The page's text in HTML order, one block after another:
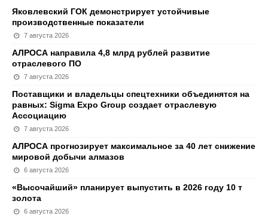
Яковлевский ГОК демонстрирует устойчивые
производственные показатели
7 августа 2026
АЛРОСА направила 4,8 млрд рублей развитие
отраслевого ПО
7 августа 2026
Поставщики и владельцы спецтехники объединятся на
равных: Sigma Expo Group создает отраслевую
Ассоциацию
7 августа 2026
АЛРОСА прогнозирует максимальное за 40 лет снижение
мировой добычи алмазов
6 августа 2026
«Высочайший» планирует выпустить в 2026 году 10 т
золота
6 августа 2026